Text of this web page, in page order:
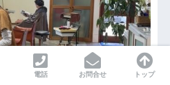
電話
お問合せ トップ